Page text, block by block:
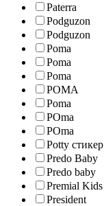
Paterra
Podguzon
Podguzon
Poma
Poma
Poma
POMA
Poma
POma
POma
Potty стикер
Predo Baby
Predo baby
Premial Kids
President